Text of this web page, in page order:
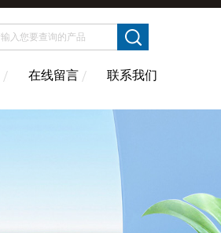
在线留言 联系我们